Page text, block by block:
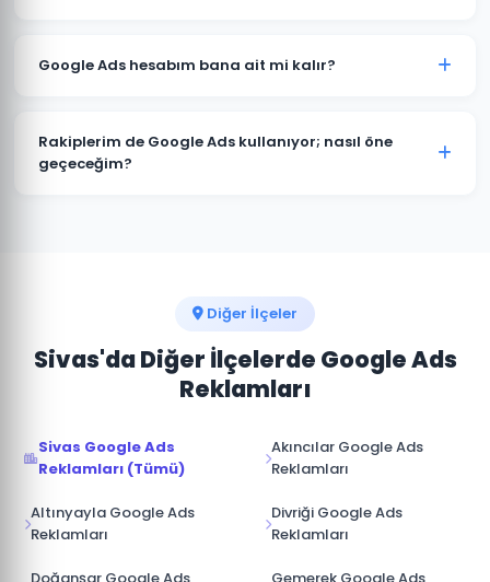
metinleri, görsel tasarımlar ve video reklamlar dahil
Google Ads hesabım bana ait mi kalır?
müşterimize aittir. Ajans erişimi yönetici (admin)
seviyesinde değil, reklam yöneticisi seviyesinde
Rakiplerim de Google Ads kullanıyor; nasıl öne
geçeceğim?
yöneterek üstünlük sağlıyoruz.
Diğer İlçeler
Sivas'da Diğer İlçelerde Google Ads
Reklamları
Sivas Google Ads
Reklamları (Tümü)
Akıncılar Google Ads
Reklamları
Altınyayla Google Ads
Reklamları
Divriği Google Ads
Reklamları